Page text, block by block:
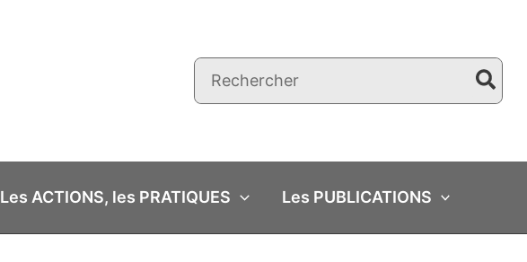
Rechercher:
Les ACTIONS, les PRATIQUES Les PUBLICATIONS